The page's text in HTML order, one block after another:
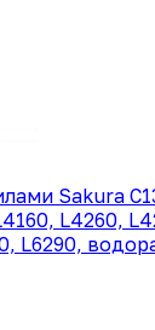
Sakura
L4260,
L6290,